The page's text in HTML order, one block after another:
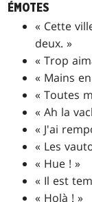
ÉMOTES
« Cette
deux. »
« Trop
« Mains
« Toutes
« Ah la
« J'ai
« Les
« Hue ! »
« Il est
« Holà ! »